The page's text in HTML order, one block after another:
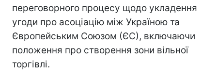
переговорного процесу щодо укладення
угоди про асоціацію між Україною та
Європейським Союзом (ЄС), включаючи
положення про створення зони вільної
торгівлі.